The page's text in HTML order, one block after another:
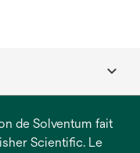
de Solventum fait
Scientific. Le